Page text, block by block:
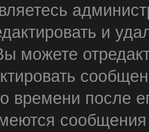
и
можете
времени после
сообщения